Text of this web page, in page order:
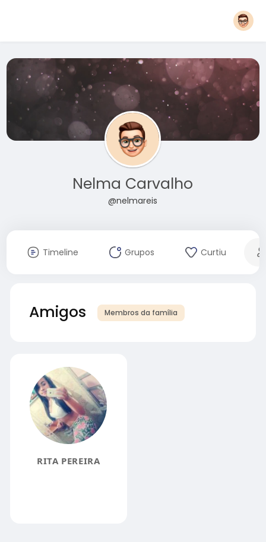
Nelma Carvalho
@nelmareis
Timeline Grupos Curtiu
Amigos Membros da família
RITA PEREIRA